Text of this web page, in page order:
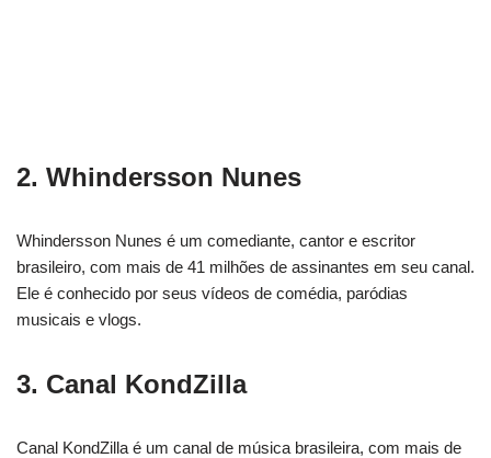
2. Whindersson Nunes
Whindersson Nunes é um comediante, cantor e escritor
brasileiro, com mais de 41 milhões de assinantes em seu canal.
Ele é conhecido por seus vídeos de comédia, paródias
musicais e vlogs.
3. Canal KondZilla
Canal KondZilla é um canal de música brasileira, com mais de